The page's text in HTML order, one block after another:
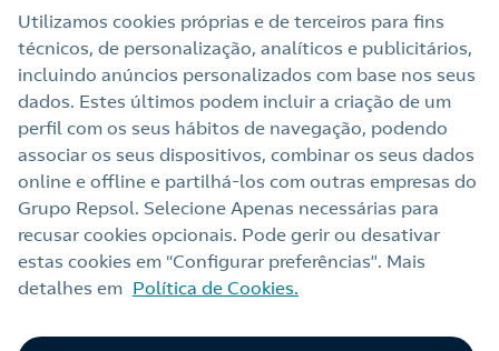
Links Úteis
Nota legal
Política de privacidade
Política de cookies
Termos e Condições My Repsol
Utilizamos cookies próprias e de terceiros para fins
técnicos, de personalização, analíticos e publicitários,
incluindo anúncios personalizados com base nos seus
dados. Estes últimos podem incluir a criação de um
perfil com os seus hábitos de navegação, podendo
associar os seus dispositivos, combinar os seus dados
online e offline e partilhá‑los com outras empresas do
Grupo Repsol. Selecione Apenas necessárias para
recusar cookies opcionais. Pode gerir ou desativar
estas cookies em “Configurar preferências”. Mais
detalhes em Política de Cookies.